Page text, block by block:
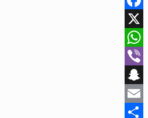
Facebook
X
WhatsApp
Viber
Snapchat
Email